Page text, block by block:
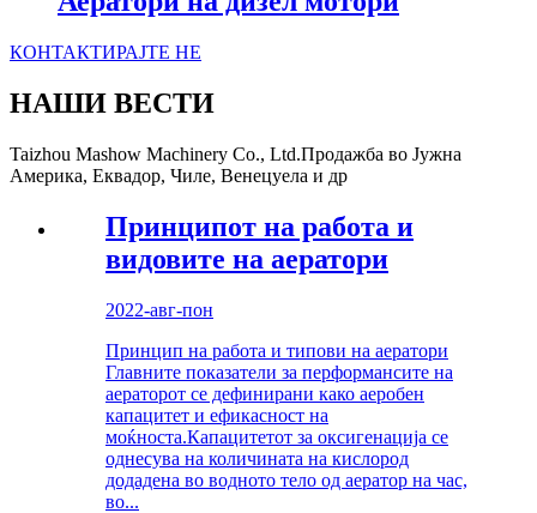
КОНТАКТИРАЈТЕ НЕ
НАШИ ВЕСТИ
Taizhou Mashow Machinery Co., Ltd.Продажба во Јужна
Америка, Еквадор, Чиле, Венецуела и др
Принципот на работа и
видовите на аератори
2022-авг-пон
Принцип на работа и типови на аератори
Главните показатели за перформансите на
аераторот се дефинирани како аеробен
капацитет и ефикасност на
моќноста.Капацитетот за оксигенација се
однесува на количината на кислород
додадена во водното тело од аератор на час,
во...